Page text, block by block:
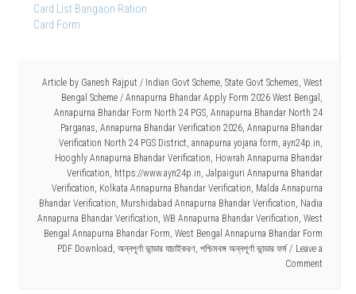
Card List Bangaon Ration
Card Form
Article by Ganesh Rajput / Indian Govt Scheme, State Govt Schemes, West
Bengal Scheme / Annapurna Bhandar Apply Form 2026 West Bengal ,
Annapurna Bhandar Form North 24 PGS, Annapurna Bhandar North 24
Parganas, Annapurna Bhandar Verification 2026, Annapurna Bhandar
Verification North 24 PGS District, annapurna yojana form, ayn24p.in,
Hooghly Annapurna Bhandar Verification, Howrah Annapurna Bhandar
Verification, https://www.ayn24p.in, Jalpaiguri Annapurna Bhandar
Verification, Kolkata Annapurna Bhandar Verification, Malda Annapurna
Bhandar Verification, Murshidabad Annapurna Bhandar Verification, Nadia
Annapurna Bhandar Verification, WB Annapurna Bhandar Verification, West
Bengal Annapurna Bhandar Form, West Bengal Annapurna Bhandar Form
PDF Download, অন্নপূর্ণা ভান্ডার যাচাইকরণ, পশ্চিমবঙ্গ অন্নপূর্ণা ভান্ডার ফর্ম
Leave a
Comment